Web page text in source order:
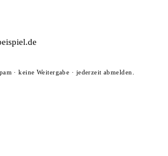
· keine Weitergabe · jederzeit abmelden.